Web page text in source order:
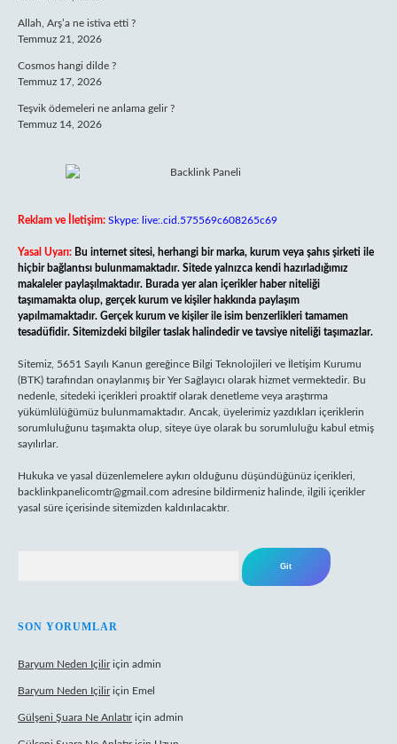
Allah, Arş’a ne istiva etti ?
Temmuz 21, 2026
Cosmos hangi dilde ?
Temmuz 17, 2026
Teşvik ödemeleri ne anlama gelir ?
Temmuz 14, 2026
Reklam ve İletişim: Skype: live:.cid.575569c608265c69
Yasal Uyarı: Bu internet sitesi, herhangi bir marka, kurum veya şahıs şirketi ile
hiçbir bağlantısı bulunmamaktadır. Sitede yalnızca kendi hazırladığımız
makaleler paylaşılmaktadır. Burada yer alan içerikler haber niteliği
taşımamakta olup, gerçek kurum ve kişiler hakkında paylaşım
yapılmamaktadır. Gerçek kurum ve kişiler ile isim benzerlikleri tamamen
tesadüfidir. Sitemizdeki bilgiler taslak halindedir ve tavsiye niteliği taşımazlar.
Sitemiz, 5651 Sayılı Kanun gereğince Bilgi Teknolojileri ve İletişim Kurumu
(BTK) tarafından onaylanmış bir Yer Sağlayıcı olarak hizmet vermektedir. Bu
nedenle, sitedeki içerikleri proaktif olarak denetleme veya araştırma
yükümlülüğümüz bulunmamaktadır. Ancak, üyelerimiz yazdıkları içeriklerin
sorumluluğunu taşımakta olup, siteye üye olarak bu sorumluluğu kabul etmiş
sayılırlar.
Hukuka ve yasal düzenlemelere aykırı olduğunu düşündüğünüz içerikleri,
backlinkpanelicomtr@gmail.com adresine bildirmeniz halinde, ilgili içerikler
yasal süre içerisinde sitemizden kaldırılacaktır.
SON YORUMLAR
Baryum Neden Içiliriçin admin
Baryum Neden Içiliriçin Emel
Gülşeni Şuara Ne Anlatıriçin admin